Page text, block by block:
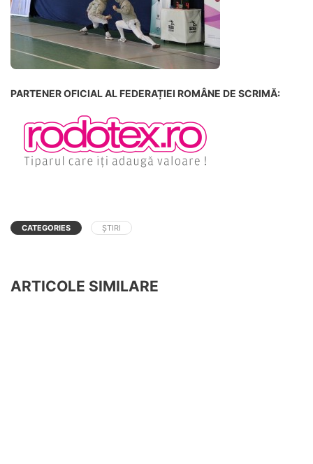
PARTENER OFICIAL AL FEDERAȚIEI ROMÂNE DE SCRIMĂ:
CATEGORIES ȘTIRI
ARTICOLE SIMILARE